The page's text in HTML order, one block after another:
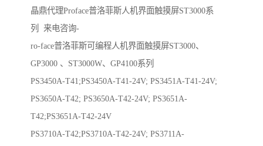
晶鼎代理Proface普洛菲斯人机界面触摸屏ST3000系
列 来电咨询-
ro-face普洛菲斯可编程人机界面触摸屏ST3000、
GP3000 、ST3000W、GP4100系列
PS3450A-T41;PS3450A-T41-24V; PS3451A-T41-24V;
PS3650A-T42; PS3650A-T42-24V; PS3651A-
T42;PS3651A-T42-24V
PS3710A-T42;PS3710A-T42-24V; PS3711A-